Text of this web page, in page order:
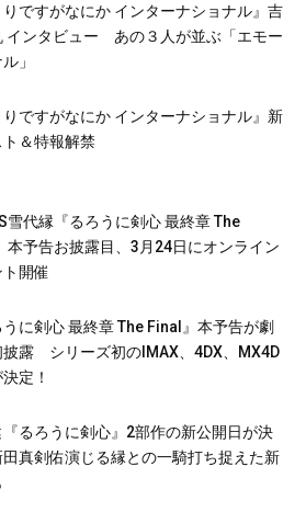
りですがなにか インターナショナル』吉
インタビュー あの３人が並ぶ「エモー
」
りですがなにか インターナショナル』新
ト＆特報解禁
雪代縁『るろうに剣心 最終章 The
本予告お披露目、3月24日にオンライン
開催
うに剣心 最終章 The Final』本予告が劇
披露 シリーズ初のIMAX、4DX、MX4D
決定！
るろうに剣心』2部作の新公開日が決
田真剣佑演じる縁との一騎打ち捉えた新